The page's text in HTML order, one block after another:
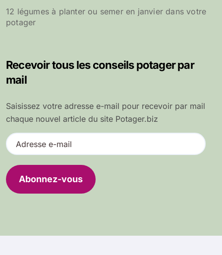
12 légumes à planter ou semer en janvier dans votre
potager
Recevoir tous les conseils potager par
mail
Saisissez votre adresse e-mail pour recevoir par mail
chaque nouvel article du site Potager.biz
A
d
e
s
Abonnez-vous